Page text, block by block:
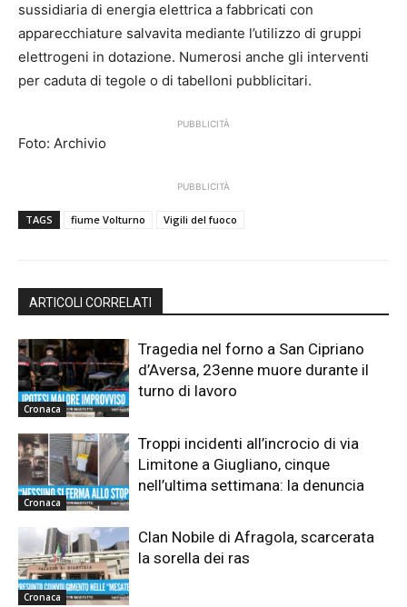
sussidiaria di energia elettrica a fabbricati con
apparecchiature salvavita mediante l’utilizzo di gruppi
elettrogeni in dotazione. Numerosi anche gli interventi
per caduta di tegole o di tabelloni pubblicitari.
PUBBLICITÀ
Foto: Archivio
PUBBLICITÀ
TAGS fiume Volturno Vigili del fuoco
ARTICOLI CORRELATI
Cronaca
Tragedia nel forno a San Cipriano
d’Aversa, 23enne muore durante il
turno di lavoro
Cronaca
Troppi incidenti all’incrocio di via
Limitone a Giugliano, cinque
nell’ultima settimana: la denuncia
Cronaca
Clan Nobile di Afragola, scarcerata
la sorella dei ras